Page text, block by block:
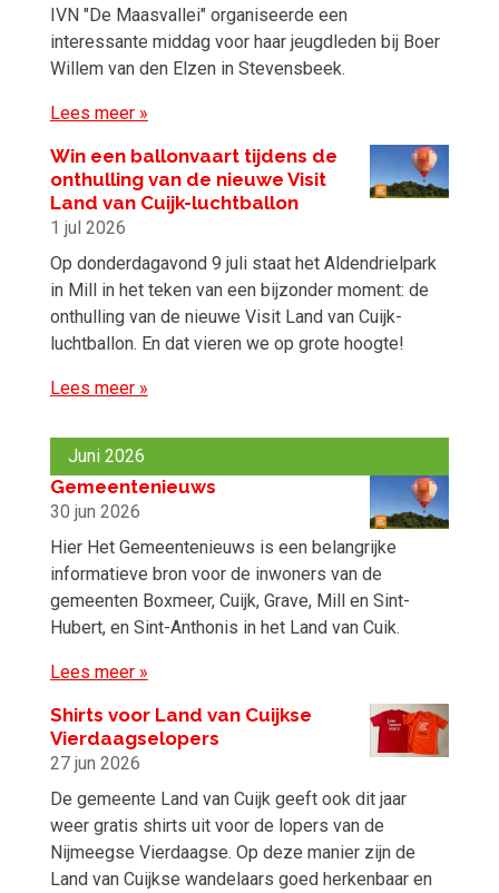
IVN "De Maasvallei" organiseerde een
interessante middag voor haar jeugdleden bij Boer
Willem van den Elzen in Stevensbeek.
Lees meer »
Win een ballonvaart tijdens de
onthulling van de nieuwe Visit
Land van Cuijk-luchtballon
1 jul 2026
Op donderdagavond 9 juli staat het Aldendrielpark
in Mill in het teken van een bijzonder moment: de
onthulling van de nieuwe Visit Land van Cuijk-
luchtballon. En dat vieren we op grote hoogte!
Lees meer »
Juni 2026
Gemeentenieuws
30 jun 2026
Hier Het Gemeentenieuws is een belangrijke
informatieve bron voor de inwoners van de
gemeenten Boxmeer, Cuijk, Grave, Mill en Sint-
Hubert, en Sint-Anthonis in het Land van Cuik.
Lees meer »
Shirts voor Land van Cuijkse
Vierdaagselopers
27 jun 2026
De gemeente Land van Cuijk geeft ook dit jaar
weer gratis shirts uit voor de lopers van de
Nijmeegse Vierdaagse. Op deze manier zijn de
Land van Cuijkse wandelaars goed herkenbaar en